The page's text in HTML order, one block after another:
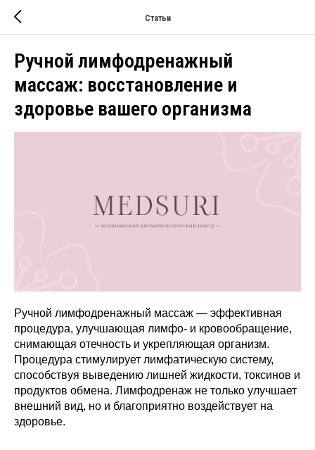
Статьи
Ручной лимфодренажный
массаж: восстановление и
здоровье вашего организма
Ручной лимфодренажный массаж — эффективная
процедура, улучшающая лимфо- и кровообращение,
снимающая отечность и укрепляющая организм.
Процедура стимулирует лимфатическую систему,
способствуя выведению лишней жидкости, токсинов и
продуктов обмена. Лимфодренаж не только улучшает
внешний вид, но и благоприятно воздействует на
здоровье.